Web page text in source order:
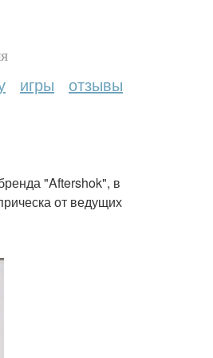
игры отзывы
"Aftershok", в
от ведущих